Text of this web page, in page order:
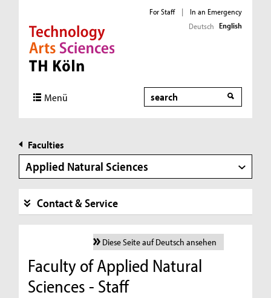
Direkt zur Hauptnavigation
Direkt zur Subnavigation
Direkt zum Inhalt
Direkt zum Fußbereich
For Staff |
In an Emergency
Deutsch English
Menü Search
Faculties
Applied Natural Sciences
Contact & Service
Diese Seite auf Deutsch ansehen
Faculty of Applied Natural
Sciences - Staff